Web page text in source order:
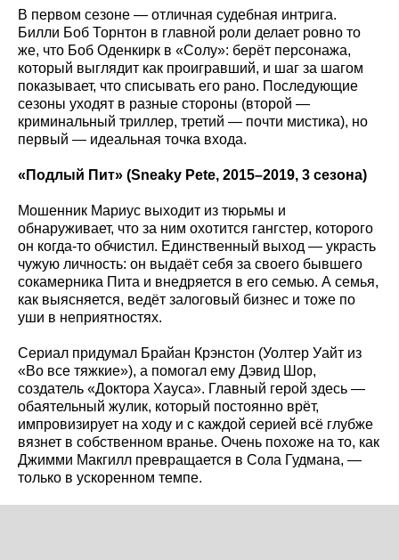
В первом сезоне — отличная судебная интрига.
Билли Боб Торнтон в главной роли делает ровно то
же, что Боб Оденкирк в «Солу»: берёт персонажа,
который выглядит как проигравший, и шаг за шагом
показывает, что списывать его рано. Последующие
сезоны уходят в разные стороны (второй —
криминальный триллер, третий — почти мистика), но
первый — идеальная точка входа.
«Подлый Пит» (Sneaky Pete, 2015–2019, 3 сезона)
Мошенник Мариус выходит из тюрьмы и
обнаруживает, что за ним охотится гангстер, которого
он когда-то обчистил. Единственный выход — украсть
чужую личность: он выдаёт себя за своего бывшего
сокамерника Пита и внедряется в его семью. А семья,
как выясняется, ведёт залоговый бизнес и тоже по
уши в неприятностях.
Сериал придумал Брайан Крэнстон (Уолтер Уайт из
«Во все тяжкие»), а помогал ему Дэвид Шор,
создатель «Доктора Хауса». Главный герой здесь —
обаятельный жулик, который постоянно врёт,
импровизирует на ходу и с каждой серией всё глубже
вязнет в собственном вранье. Очень похоже на то, как
Джимми Макгилл превращается в Сола Гудмана, —
только в ускоренном темпе.